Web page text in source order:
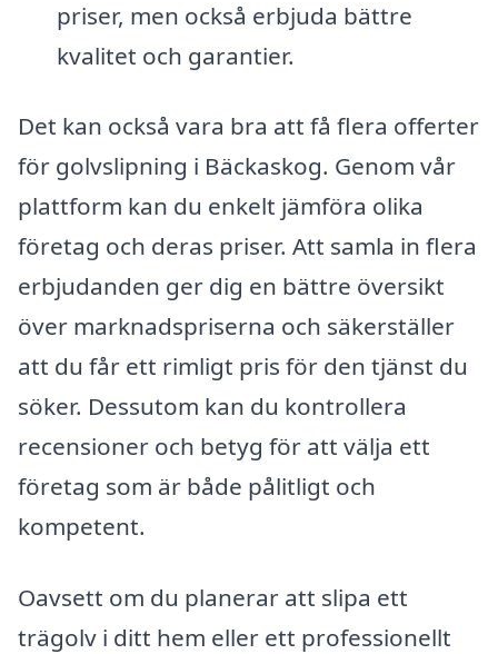
priser, men också erbjuda bättre
kvalitet och garantier.
Det kan också vara bra att få flera offerter
för golvslipning i Bäckaskog. Genom vår
plattform kan du enkelt jämföra olika
företag och deras priser. Att samla in flera
erbjudanden ger dig en bättre översikt
över marknadspriserna och säkerställer
att du får ett rimligt pris för den tjänst du
söker. Dessutom kan du kontrollera
recensioner och betyg för att välja ett
företag som är både pålitligt och
kompetent.
Oavsett om du planerar att slipa ett
trägolv i ditt hem eller ett professionellt